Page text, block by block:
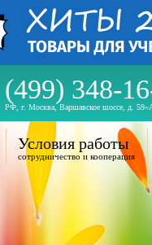
(499) 348-
РФ, г. Москва, Варшавское шоссе, д.
Условия работы
сотрудничество и кооперация